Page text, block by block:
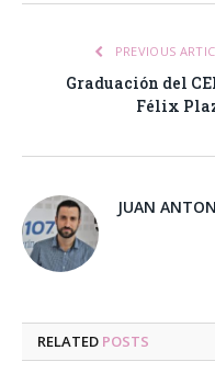
PREVIOUS
Graduación del
Félix
JUAN
RELATED POSTS